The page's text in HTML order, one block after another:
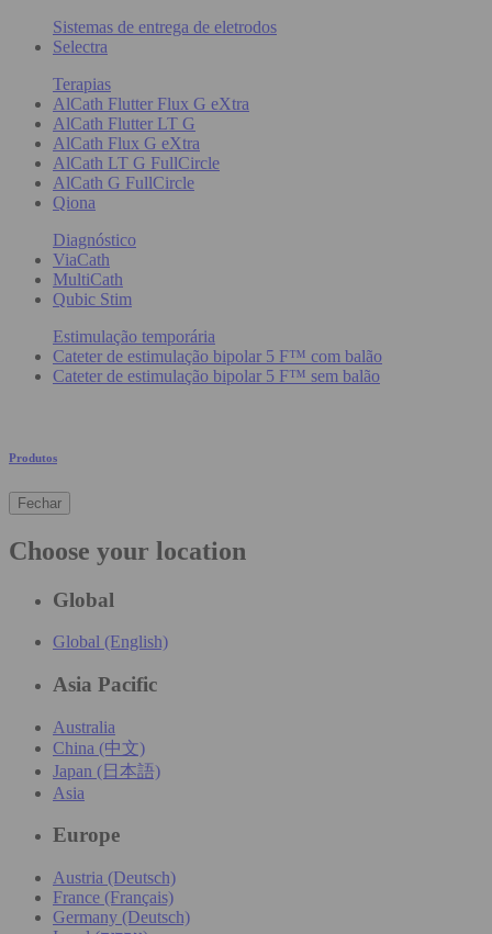
Sistemas de entrega de eletrodos
Selectra
Terapias
AlCath Flutter Flux G eXtra
AlCath Flutter LT G
AlCath Flux G eXtra
AlCath LT G FullCircle
AlCath G FullCircle
Qiona
Diagnóstico
ViaCath
MultiCath
Qubic Stim
Estimulação temporária
Cateter de estimulação bipolar 5 F™ com balão
Cateter de estimulação bipolar 5 F™ sem balão
Produtos
Fechar
Choose your location
Global
Global (English)
Asia Pacific
Australia
China (中文)
Japan (日本語)
Asia
Europe
Austria (Deutsch)
France (Français)
Germany (Deutsch)